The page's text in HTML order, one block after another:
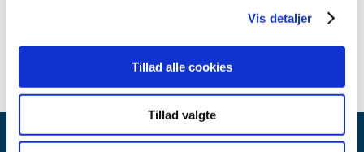
Vis detaljer
Tillad alle cookies
Tillad valgte